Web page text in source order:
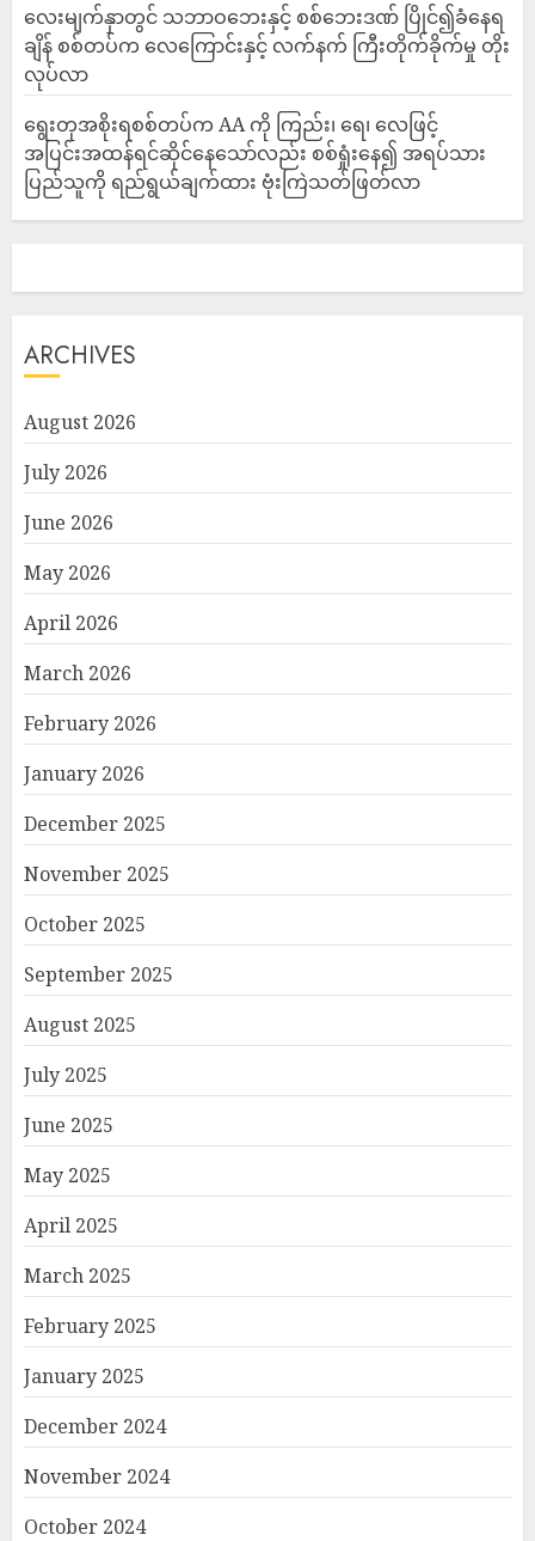
‎လေးမျက်နှာတွင် သဘာဝဘေးနှင့် စစ်ဘေးဒဏ် ပြိုင်၍ခံနေရ
ချိန် စစ်တပ်က လေကြောင်းနှင့် လက်နက် ကြီးတိုက်ခိုက်မှု တိုး
လုပ်လာ
ရွေးတုအစိုးရစစ်တပ်က AA ကို ကြည်း၊ ရေ၊ လေဖြင့်
အပြင်းအထန်ရင်ဆိုင်နေသော်လည်း စစ်ရှုံးနေ၍ အရပ်သား
ပြည်သူကို ရည်ရွယ်ချက်ထား ဗုံးကြဲသတ်ဖြတ်လာ
ARCHIVES
August 2026
July 2026
June 2026
May 2026
April 2026
March 2026
February 2026
January 2026
December 2025
November 2025
October 2025
September 2025
August 2025
July 2025
June 2025
May 2025
April 2025
March 2025
February 2025
January 2025
December 2024
November 2024
October 2024